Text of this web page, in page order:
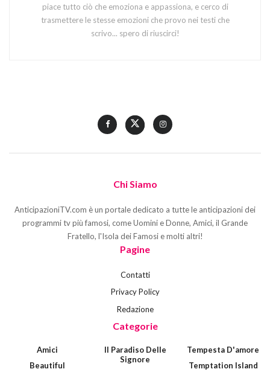
piace tutto ciò che emoziona e appassiona, e cerco di
trasmettere le stesse emozioni che provo nei testi che
scrivo... spero di riuscirci!
Chi Siamo
AnticipazioniTV.com è un portale dedicato a tutte le anticipazioni dei
programmi tv più famosi, come Uomini e Donne, Amici, il Grande
Fratello, l'Isola dei Famosi e molti altri!
Pagine
Contatti
Privacy Policy
Redazione
Categorie
Amici
Beautiful
Il Paradiso Delle
Signore
Tempesta D'amore
Temptation Island